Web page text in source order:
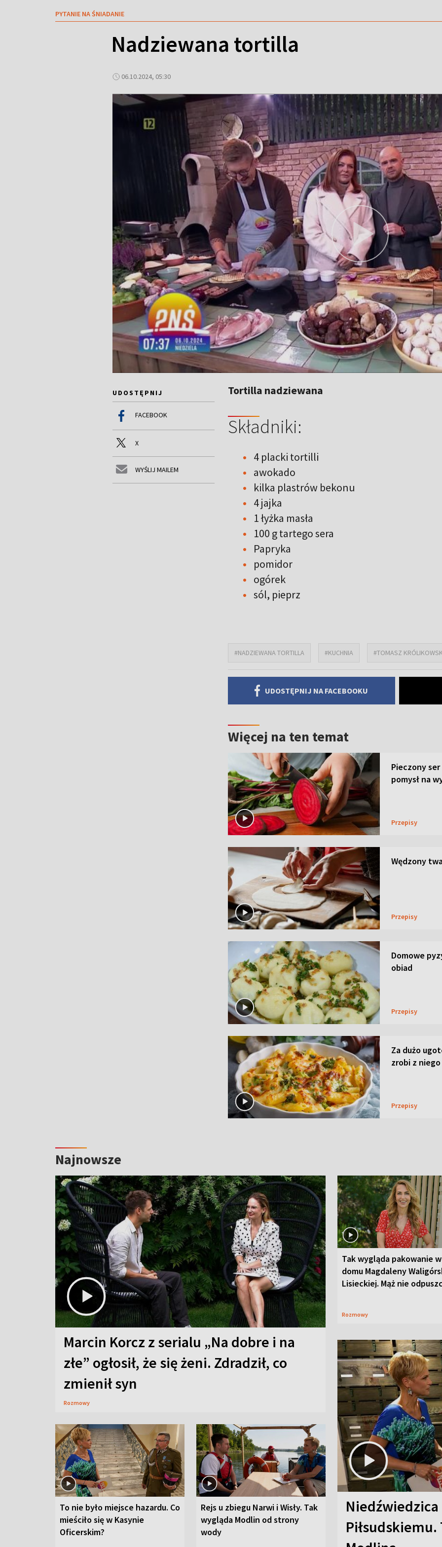
PYTANIE NA ŚNIADANIE
Nadziewana tortilla
06.10.2024, 05:30
UDOSTĘPNIJ
FACEBOOK
X
WYŚLIJ MAILEM
Tortilla nadziewana
Składniki:
4 placki tortilli
awokado
kilka plastrów bekonu
4 jajka
1 łyżka masła
100 g tartego sera
Papryka
pomidor
ogórek
sól, pieprz
#NADZIEWANA TORTILLA #KUCHNIA #TOMASZ
UDOSTĘPNIJ NA FACEBOOKU
Więcej na ten temat
Pieczony
pomysł na
Przepisy
Wędzony
Przepisy
Domowe
obiad
Przepisy
Za dużo
zrobi z
Przepisy
Najnowsze
Marcin Korcz z serialu „Na dobre i na
złe” ogłosił, że się żeni. Zdradził, co
zmienił syn
Rozmowy
Tak wygląda pakowanie w
domu Magdaleny
Lisieckiej. Mąż nie
Rozmowy
To nie było miejsce hazardu. Co
mieściło się w Kasynie
Oficerskim?
Rejs u zbiegu Narwi i Wisły. Tak
wygląda Modlin od strony
wody
Niedźwiedzica